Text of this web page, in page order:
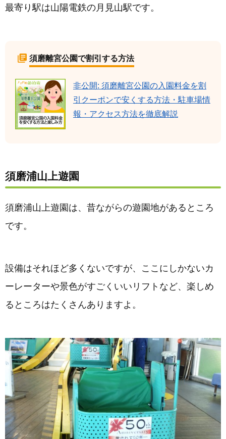
最寄り駅は山陽電鉄の月見山駅です。
須磨離宮公園で割引する方法
非公開: 須磨離宮公園の入園料金を割
引クーポンで安くする方法・駐車場情
報・アクセス方法を徹底解説
須磨浦山上遊園
須磨浦山上遊園は、昔ながらの遊園地があるところ
です。
設備はそれほど多くないですが、ここにしかないカ
ーレーターや景色がすごくいいリフトなど、楽しめ
るところはたくさんありますよ。